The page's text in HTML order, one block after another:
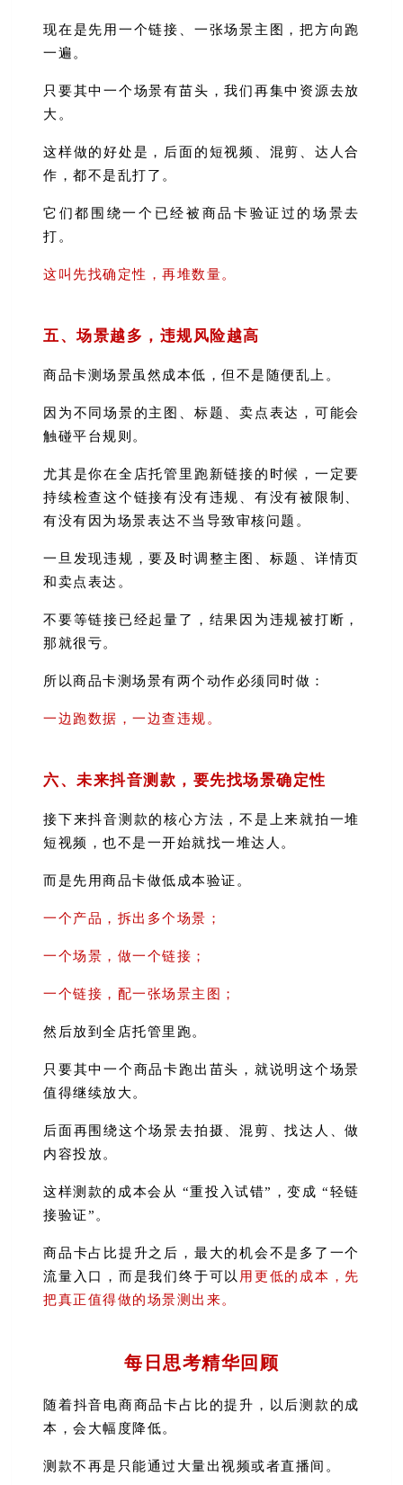
现在是先用一个链接、一张场景主图，把方向跑
一遍。
只要其中一个场景有苗头，我们再集中资源去放
大。
这样做的好处是，后面的短视频、混剪、达人合
作，都不是乱打了。
它们都围绕一个已经被商品卡验证过的场景去
打。
这叫先找确定性，再堆数量。
五、场景越多，违规风险越高
商品卡测场景虽然成本低，但不是随便乱上。
因为不同场景的主图、标题、卖点表达，可能会
触碰平台规则。
尤其是你在全店托管里跑新链接的时候，一定要
持续检查这个链接有没有违规、有没有被限制、
有没有因为场景表达不当导致审核问题。
一旦发现违规，要及时调整主图、标题、详情页
和卖点表达。
不要等链接已经起量了，结果因为违规被打断，
那就很亏。
所以商品卡测场景有两个动作必须同时做：
一边跑数据，一边查违规。
六、未来抖音测款，要先找场景确定性
接下来抖音测款的核心方法，不是上来就拍一堆
短视频，也不是一开始就找一堆达人。
而是先用商品卡做低成本验证。
一个产品，拆出多个场景；
一个场景，做一个链接；
一个链接，配一张场景主图；
然后放到全店托管里跑。
只要其中一个商品卡跑出苗头，就说明这个场景
值得继续放大。
后面再围绕这个场景去拍摄、混剪、找达人、做
内容投放。
这样测款的成本会从 “重投入试错”，变成 “轻链
接验证”。
商品卡占比提升之后，最大的机会不是多了一个
流量入口，而是我们终于可以 用更低的成本，先
把真正值得做的场景测出来。
每日思考精华回顾
随着抖音电商商品卡占比的提升，以后测款的成
本，会大幅度降低。
测款不再是只能通过大量出视频或者直播间。